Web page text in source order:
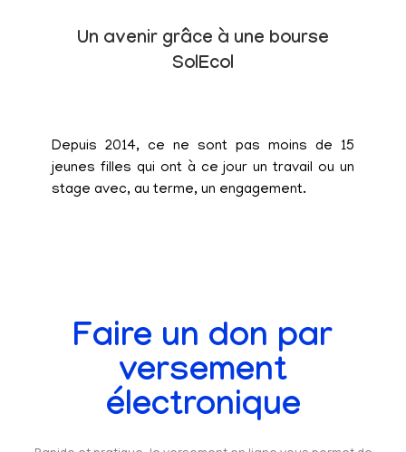
Un avenir grâce à une bourse
SolEcol
Depuis 2014, ce ne sont pas moins de 15
jeunes filles qui ont à ce jour un travail ou un
stage avec, au terme, un engagement.
Faire un don par
versement
électronique